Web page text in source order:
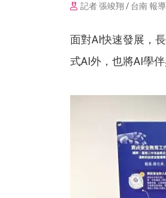
記者 張竣翔 / 台南 報導
面對AI快速發展，
式AI外，也將AI學